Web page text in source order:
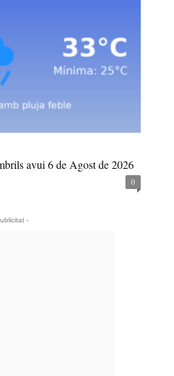
avui 6 de Agost de 2026
0
-